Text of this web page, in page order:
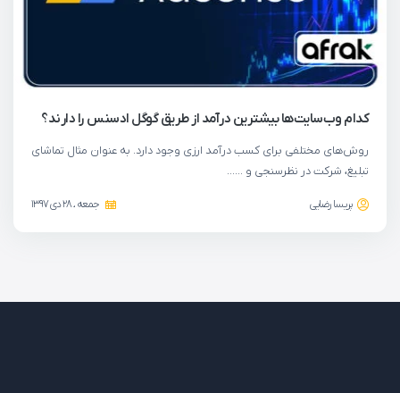
کدام وب‌سایت‌ها بیشترین درآمد از طریق گوگل ادسنس را دارند؟
روش‌های مختلفی برای کسب درآمد ارزی وجود دارد. به عنوان مثال تماشای
تبلیغ، شرکت در نظرسنجی و ……
پریسا رضایی جمعه ، 28 دی 1397